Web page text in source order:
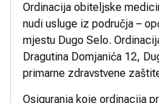
Ordinacija obiteljske
nudi usluge iz područja –
mjestu Dugo Selo.
Dragutina Domjanića 12,
primarne zdravstvene
Osiguranja koje ordinacija